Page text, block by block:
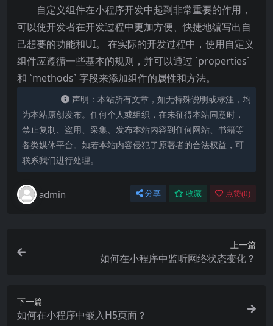
自定义组件在小程序开发中起到非常重要的作用，
可以使开发者在开发过程中更加方便、快捷地编写出自
己想要的功能和UI。 在实际的开发过程中，使用自定义
组件应遵循一些基本的规则，并可以通过 `properties`
和 `methods` 字段来添加组件的属性和方法。
声明：本站所有文章，如无特殊说明或标注，均
为本站原创发布。任何个人或组织，在未征得本站同意时，
禁止复制、盗用、采集、发布本站内容到任何网站、书籍等
各类媒体平台。如若本站内容侵犯了原著者的合法权益，可
联系我们进行处理。
admin 分享 收藏 点赞(0)
上一篇
如何在小程序中监听网络状态变化？
下一篇
如何在小程序中嵌入H5页面？